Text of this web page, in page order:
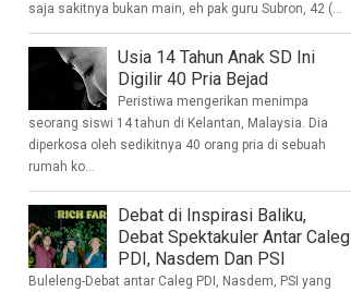
saja sakitnya bukan main, eh pak guru Subron, 42 (...
Usia 14 Tahun Anak SD Ini
Digilir 40 Pria Bejad
Peristiwa mengerikan menimpa
seorang siswi 14 tahun di Kelantan, Malaysia. Dia
diperkosa oleh sedikitnya 40 orang pria di sebuah
rumah ko...
Debat di Inspirasi Baliku,
Debat Spektakuler Antar Caleg
PDI, Nasdem Dan PSI
Buleleng-Debat antar Caleg PDI, Nasdem, PSI yang